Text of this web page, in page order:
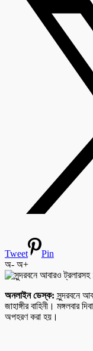
Tweet
Pin
অ- অ+
অনলাইন ডেস্ক: সুন্দরবনে
জাহাঙ্গীর বাহিনী। মঙ্গলবার
অপহরণ করা হয়।